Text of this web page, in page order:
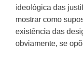
ideológica das
mostrar como
existência das
obviamente, se